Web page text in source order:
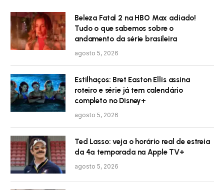
Beleza Fatal 2 na HBO Max adiado!
Tudo o que sabemos sobre o
andamento da série brasileira
agosto 5, 2026
Estilhaços: Bret Easton Ellis assina
roteiro e série já tem calendário
completo no Disney+
agosto 5, 2026
Ted Lasso: veja o horário real de estreia
da 4ª temporada na Apple TV+
agosto 5, 2026